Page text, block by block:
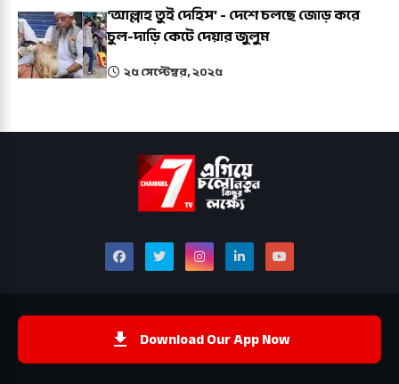
‘আল্লাহ তুই দেহিস’ - দেশে চলছে জোড় করে
চুল-দাড়ি কেটে দেয়ার জুলুম
২৫ সেপ্টেম্বর, ২০২৫
Download Our App Now